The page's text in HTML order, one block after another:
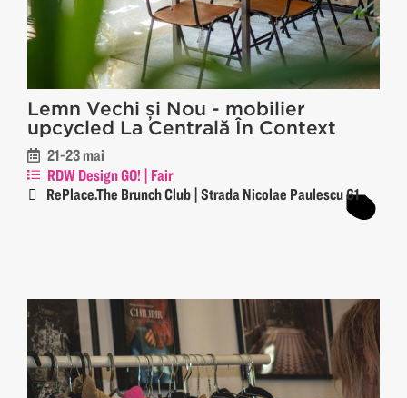
Lemn Vechi și Nou - mobilier
upcycled La Centrală În Context
21-23 mai
RDW Design GO! | Fair
RePlace.The Brunch Club | Strada Nicolae Paulescu 61